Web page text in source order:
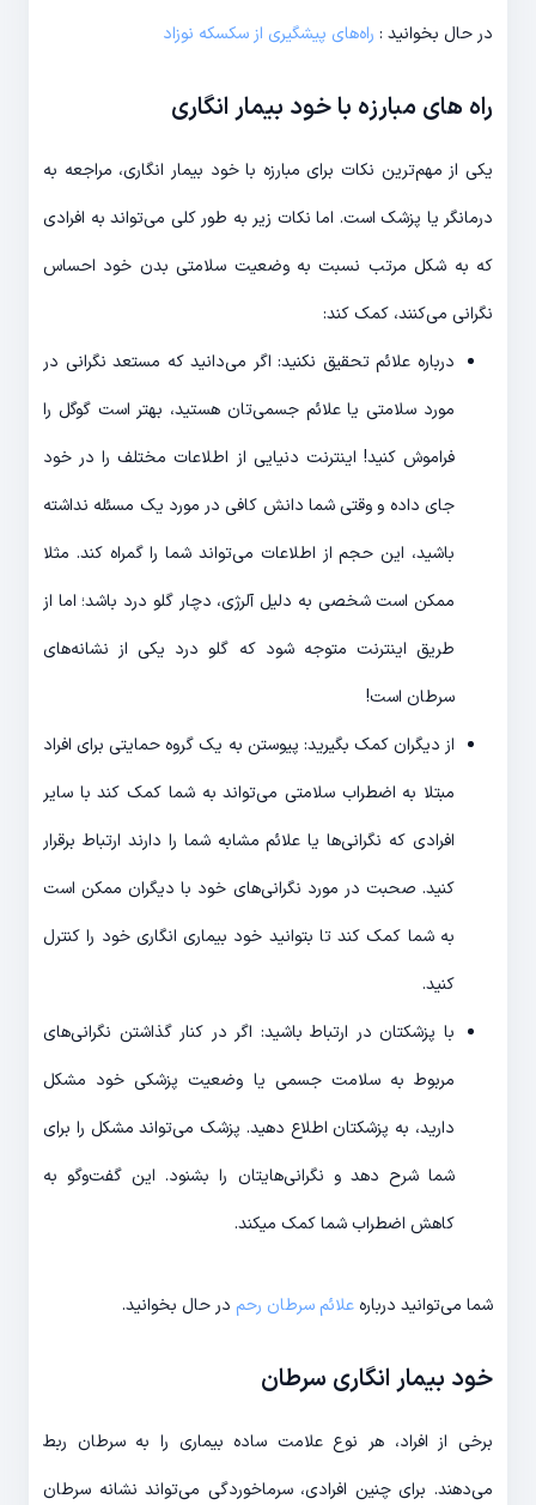
در حال بخوانید : راه‌های پیشگیری از سکسکه نوزاد
راه های مبارزه با خود بیمار انگاری
یکی از مهم‌ترین نکات برای مبارزه با خود بیمار انگاری، مراجعه به
درمانگر یا پزشک است. اما نکات زیر به طور کلی می‌تواند به افرادی
که به شکل مرتب نسبت به وضعیت سلامتی بدن خود احساس
نگرانی می‌کنند، کمک کند:
درباره علائم تحقیق نکنید: اگر می‌دانید که مستعد نگرانی در
مورد سلامتی یا علائم جسمی‌تان هستید، بهتر است گوگل را
فراموش کنید! اینترنت دنیایی از اطلاعات مختلف را در خود
جای داده و وقتی شما دانش کافی در مورد یک مسئله نداشته
باشید، این حجم از اطلاعات می‌تواند شما را گمراه کند. مثلا
ممکن است شخصی به دلیل آلرژی، دچار گلو درد باشد؛ اما از
طریق اینترنت متوجه شود که گلو درد یکی از نشانه‌های
سرطان است!
از دیگران کمک بگیرید: پیوستن به یک گروه حمایتی برای افراد
مبتلا به اضطراب سلامتی می‌‎تواند به شما کمک کند با سایر
افرادی که نگرانی‌‎ها یا علائم مشابه شما را دارند ارتباط برقرار
کنید. صحبت در مورد نگرانی‌‎های خود با دیگران ممکن است
به شما کمک کند تا بتوانید خود بیماری انگاری خود را کنترل
کنید.
با پزشکتان در ارتباط باشید: اگر در کنار گذاشتن نگرانی‌‎های
مربوط به سلامت جسمی یا وضعیت پزشکی خود مشکل
دارید، به پزشکتان اطلاع دهید. پزشک می‌تواند مشکل را برای
شما شرح دهد و نگرانی‌هایتان را بشنود. این گفت‌وگو به
کاهش اضطراب شما کمک می‎کند.
شما می‌توانید درباره علائم سرطان رحم در حال بخوانید.
خود بیمار انگاری سرطان
برخی از افراد، هر نوع علامت ساده بیماری را به سرطان ربط
می‌دهند. برای چنین افرادی، سرماخوردگی می‌تواند نشانه سرطان